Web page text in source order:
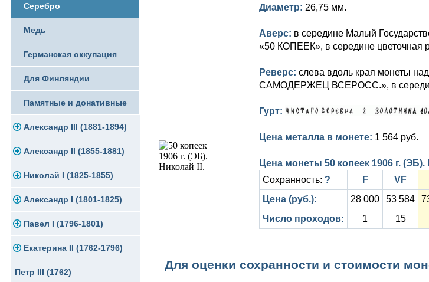
Памятные и юбилейные
Серебро
Медь
Германская оккупация
Для Финляндии
Памятные и донативные
Александр III (1881-1894)
Золото
Серебро
Медь
Для Финляндии
Памятные и донативные
Александр II (1855-1881)
Золото
Серебро
Медь
Для Финляндии
Памятные и донативные
Николай I (1825-1855)
Платина, золото
Серебро
Медь
Для Грузии
Александр I (1801-1825)
Золото
Серебро
Медь
Павел I (1796-1801)
Золото
Серебро
Екатерина II (1762-1796)
Золото
Петр III (1762)
Диаметр: 26,75 мм.
Аверс: в середине Малый
«50 КОПЕЕК», в середине цветочная
Реверс: слева вдоль края монеты
САМОДЕРЖЕЦ ВСЕРОСС.», в середине
Гурт:
Цена металла в монете: 1 564 руб.
Цена монеты 50 копеек 1906 г. (ЭБ).
Сохранность: ? F VF
Цена (руб.):
28 000 53 584
Число проходов:
1 15
Для оценки сохранности и стоимости